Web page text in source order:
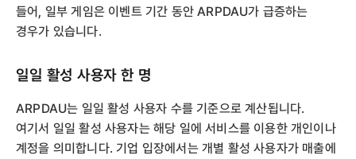
들어, 일부 게임은 이벤트 기간 동안 ARPDAU가 급증하는
경우가 있습니다.
일일 활성 사용자 한 명
ARPDAU는 일일 활성 사용자 수를 기준으로 계산됩니다.
여기서 일일 활성 사용자는 해당 일에 서비스를 이용한 개인이나
계정을 의미합니다. 기업 입장에서는 개별 활성 사용자가 매출에